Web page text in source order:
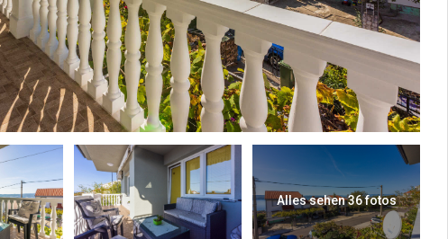
Alles sehen 36 fotos